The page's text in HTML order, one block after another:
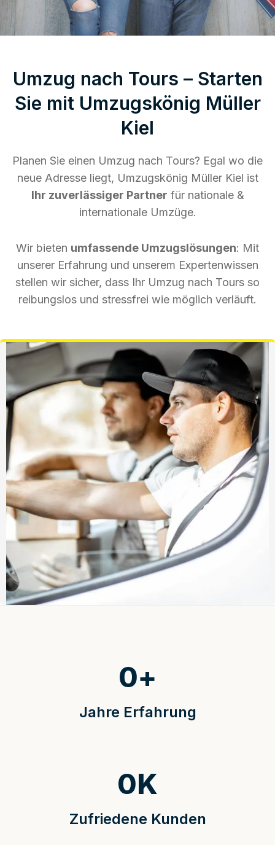
Umzug nach Tours – Starten
Sie mit Umzugskönig Müller
Kiel
Planen Sie einen Umzug nach Tours? Egal wo die
neue Adresse liegt, Umzugskönig Müller Kiel ist
Ihr zuverlässiger Partner für nationale &
internationale Umzüge.
Wir bieten umfassende Umzugslösungen: Mit
unserer Erfahrung und unserem Expertenwissen
stellen wir sicher, dass Ihr Umzug nach Tours so
reibungslos und stressfrei wie möglich verläuft.
Jahre Erfahrung
0+
Zufriedene Kunden
0K